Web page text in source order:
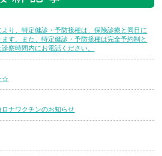
り、特定健診・予防接種は、保険診療と同日に
す。また、特定健診・予防接種は完全予約制と
察時間内にお電話ください。
ナワクチンのお知らせ